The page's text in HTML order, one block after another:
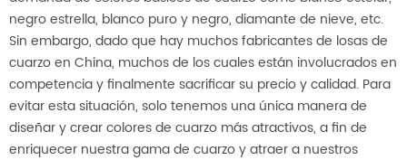
negro estrella, blanco puro y negro, diamante de nieve, etc.
Sin embargo, dado que hay muchos fabricantes de losas de
cuarzo en China, muchos de los cuales están involucrados en
competencia y finalmente sacrificar su precio y calidad. Para
evitar esta situación, solo tenemos una única manera de
diseñar y crear colores de cuarzo más atractivos, a fin de
enriquecer nuestra gama de cuarzo y atraer a nuestros